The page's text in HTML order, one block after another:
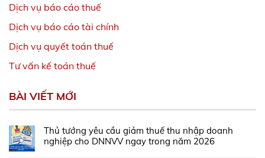
Dịch vụ báo cáo thuế
Dịch vụ báo cáo tài chính
Dịch vụ quyết toán thuế
Tư vấn kế toán thuế
BÀI VIẾT MỚI
Thủ tướng yêu cầu giảm thuế thu nhập doanh
nghiệp cho DNNVV ngay trong năm 2026